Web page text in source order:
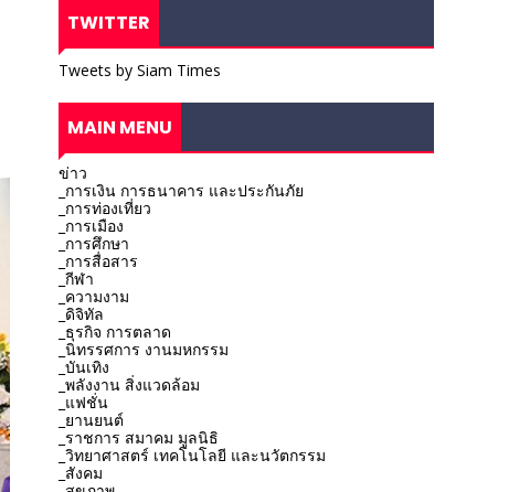
TWITTER
Tweets by Siam Times
MAIN MENU
ข่าว
_การเงิน การธนาคาร และประกันภัย
_การท่องเที่ยว
_การเมือง
_การศึกษา
_การสื่อสาร
_กีฬา
_ความงาม
_ดิจิทัล
_ธุรกิจ การตลาด
_นิทรรศการ งานมหกรรม
_บันเทิง
_พลังงาน สิ่งแวดล้อม
_แฟชั่น
_ยานยนต์
_ราชการ สมาคม มูลนิธิ
_วิทยาศาสตร์ เทคโนโลยี และนวัตกรรม
_สังคม